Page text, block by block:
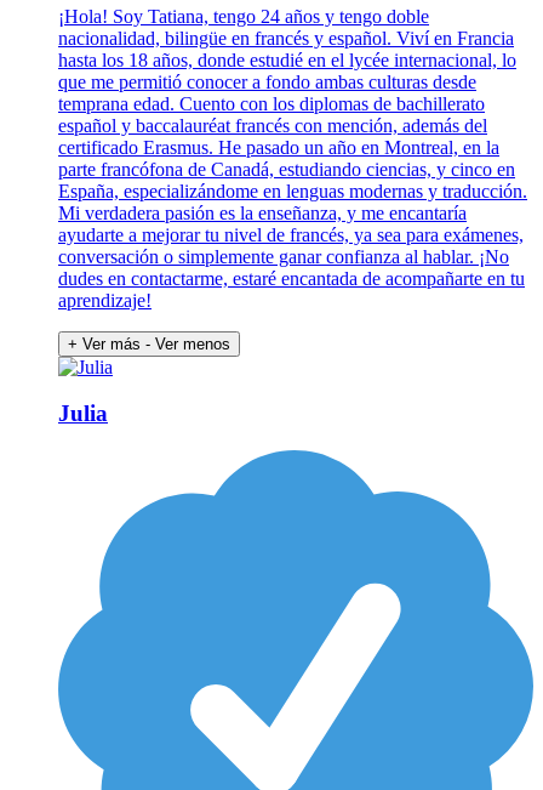
¡Hola! Soy Tatiana, tengo 24 años y tengo doble
nacionalidad, bilingüe en francés y español. Viví en Francia
hasta los 18 años, donde estudié en el lycée internacional, lo
que me permitió conocer a fondo ambas culturas desde
temprana edad. Cuento con los diplomas de bachillerato
español y baccalauréat francés con mención, además del
certificado Erasmus. He pasado un año en Montreal, en la
parte francófona de Canadá, estudiando ciencias, y cinco en
España, especializándome en lenguas modernas y traducción.
Mi verdadera pasión es la enseñanza, y me encantaría
ayudarte a mejorar tu nivel de francés, ya sea para exámenes,
conversación o simplemente ganar confianza al hablar. ¡No
dudes en contactarme, estaré encantada de acompañarte en tu
aprendizaje!
+ Ver más - Ver menos
Julia